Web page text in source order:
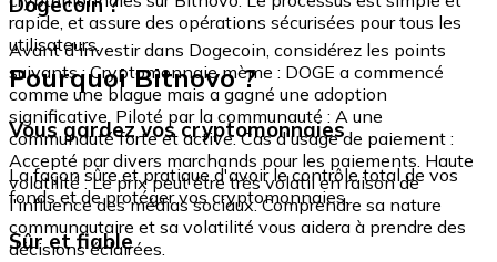
rapide, et assure des opérations sécurisées pour tous les
utilisateurs.
Avant d'investir dans Dogecoin, considérez les points
suivants : Cryptomonnaie mème : DOGE a commencé
comme une blague mais a gagné une adoption
significative. Piloté par la communauté : A une
communauté forte et active. Cas d'usage de paiement :
Accepté par divers marchands pour les paiements. Haute
volatilité : Le prix peut être très volatil en raison de
l'influence des médias sociaux. Comprendre sa nature
communautaire et sa volatilité vous aidera à prendre des
décisions éclairées.
Pourquoi Bitnovo ?
Vous gardez vos cryptomonnaies
La façon sûre et pratique d'avoir le contrôle total de vos
fonds et de protéger vos cryptomonnaies.
Sûr et fiable